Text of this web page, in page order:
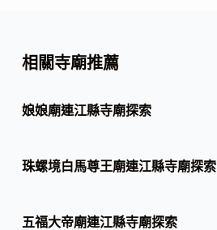
相關寺廟推薦
娘娘廟連江縣寺廟探索
珠螺境白馬尊王廟連江縣寺廟探索
五福大帝廟連江縣寺廟探索